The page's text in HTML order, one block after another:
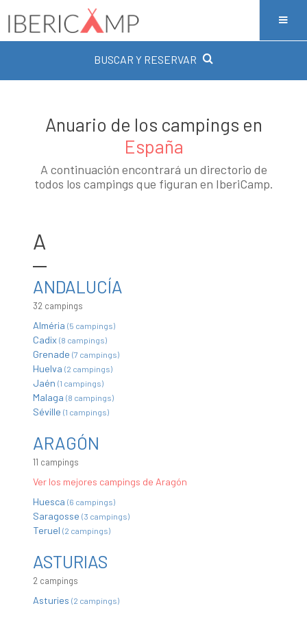
BUSCAR Y RESERVAR
Anuario de los campings en
España
A continuación encontrará un directorio de
todos los campings que figuran en IberiCamp.
A
ANDALUCÍA
32 campings
Alméria (5 campings)
Cadix (8 campings)
Grenade (7 campings)
Huelva (2 campings)
Jaén (1 campings)
Malaga (8 campings)
Séville (1 campings)
ARAGÓN
11 campings
Ver los mejores campings de Aragón
Huesca (6 campings)
Saragosse (3 campings)
Teruel (2 campings)
ASTURIAS
2 campings
Asturies (2 campings)